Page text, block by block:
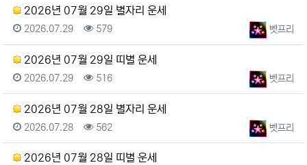
2026년 07월 29일 별자리 운세
등록자벳프리
등록일
2026.07.29 조회
579
2026년 07월 29일 띠별 운세
등록자벳프리
등록일
2026.07.29 조회
516
2026년 07월 28일 별자리 운세
등록자벳프리
등록일
2026.07.28 조회
562
2026년 07월 28일 띠별 운세